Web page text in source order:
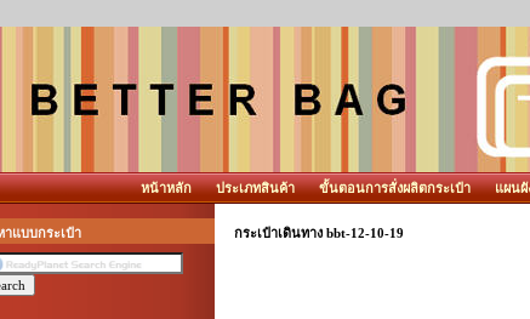
หน้าหลัก ประเภทสินค้า ขั้นตอนการสั่งผลิตกระเป๋า แผนผั
าแบบกระเป๋า กระเป๋าเดินทาง bbt-12-10-19